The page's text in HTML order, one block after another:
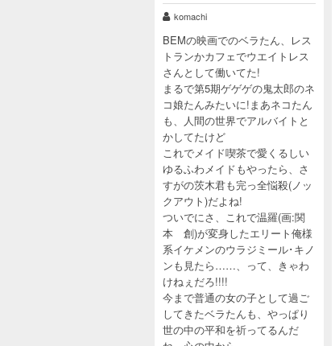
komachi
BEMの映画でのベラたん、レス
トランかカフェでウエイトレス
さんとして働いてた!
まるで第5期ゲゲゲの鬼太郎のネ
コ娘たんみたいに!まあネコたん
も、人間の世界でアルバイトと
かしてたけど
これでメイド喫茶で愛くるしい
ゆるふわメイドもやったら、さ
すがの茨木君も完っ全悩殺(ノッ
クアウト)だよね!
ついでにさ、これで温羅(画:関
本 創)が変身したエリート俺様
系イケメンのウラジミール･キノ
ンも見たら……、って、きゃわ
けねぇだろ!!!!
今まで普通の女の子として過ご
してきたベラたんも、やっぱり
世の中の平和を祈ってるんだ